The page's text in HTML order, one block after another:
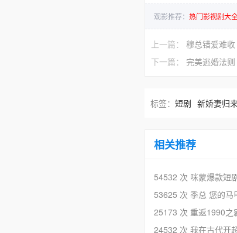
观影推荐： 热门影视剧大
上一篇： 穆总错爱难收
下一篇： 完美逃婚法则
标签： 短剧 新娇妻归
相关推荐
54532 次 咪蒙爆款短
53625 次 季总 您的马
25173 次 重返1990之
24532 次 我在古代开